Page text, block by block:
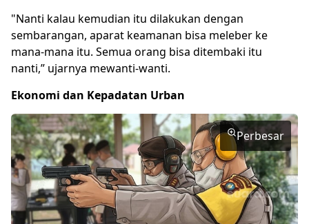
"Nanti kalau kemudian itu dilakukan dengan
sembarangan, aparat keamanan bisa meleber ke
mana-mana itu. Semua orang bisa ditembaki itu
nanti,” ujarnya mewanti-wanti.
Ekonomi dan Kepadatan Urban
Perbesar